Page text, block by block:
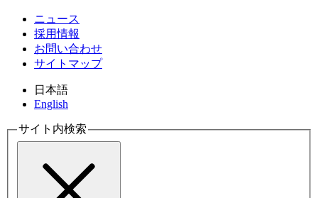
ニュース
採用情報
お問い合わせ
サイトマップ
日本語
English
サイト内検索